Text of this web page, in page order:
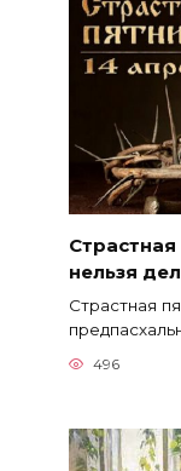
нельзя
Страстная
496